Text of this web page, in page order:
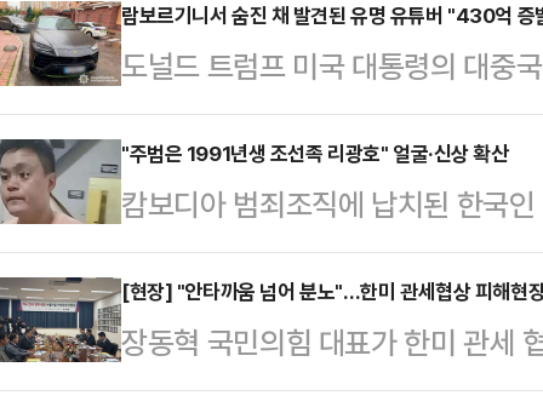
변씨는 지난 2023년 6월2일 지인
도 프놈펜 인근 칸달주의 한 공사장
태로 발견됐다.캄보디아 현지 경찰
체포했다. 이들은 변씨가 자신들이
던 중 발작을 일으켜 사망했으며 이
지만 시신 발견 …
람보르기니서 숨진 채 발견된 유명 유튜버 "430억 증
도널드 트럼프 미국 대통령의 대중
데 우크라이나에서 활동한 유명 암
14일(현지시간) 글로벌 블록체인
이나 경찰은 콘스탄틴 갈리치(32)
르기니 차량 안에서 머리에 총상을
리치의 시신 옆에서 그의 이름으로
"갈리치가 며칠 전 '재정적 어려움
말했고, 작별 인사와 메…
"주범은 1991년생 조선족 리광호" 얼굴·신상 확산
캄보디아 범죄조직에 납치된 한국
생한 가운데 해당 사건 주범의 신
다.16일 텔레그램 등 SNS에는 숨
로 알려진 조직원 리광호의 사진과
생으로 중국 길림성 훈춘시 출신
[현장] "안타까움 넘어 분노"…한미 관세협상 피해현
장동혁 국민의힘 대표가 한미 관세
을 찾아 현장의 생생한 목소리를 들